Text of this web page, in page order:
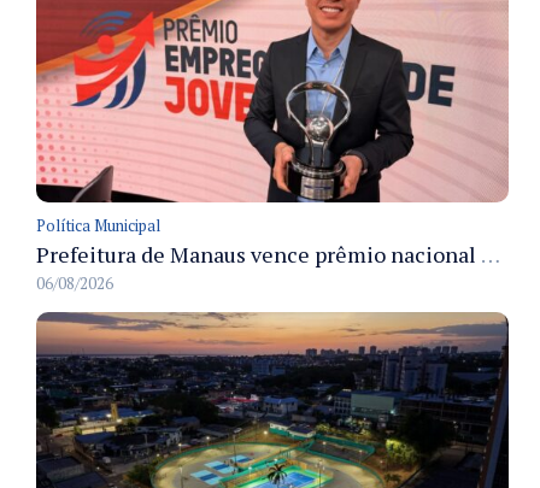
Política Municipal
Prefeitura de Manaus vence prêmio nacional na categoria Estágio e recebe troféu em São Paulo
06/08/2026